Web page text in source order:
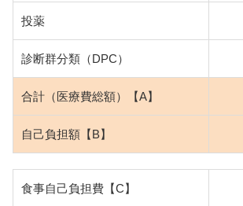
投薬
診断群分類（DPC）
合計（医療費総額）【A】
自己負担額【B】
食事自己負担費【C】